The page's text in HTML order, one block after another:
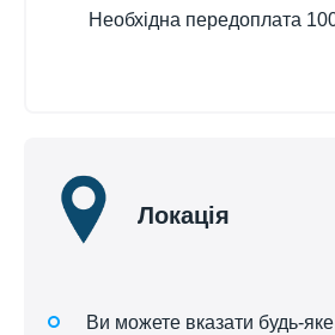
Необхідна передоплата
Локація
Ви можете вказати будь-